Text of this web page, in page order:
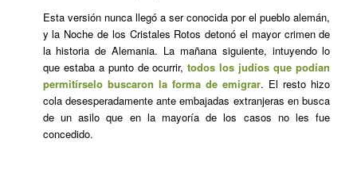
Esta versión nunca llegó a ser conocida por el pueblo alemán,
y la Noche de los Cristales Rotos detonó el mayor crimen de
la historia de Alemania. La mañana siguiente, intuyendo lo
que estaba a punto de ocurrir,todos los judíos que podían
permitírselo buscaron la forma de emigrar. El resto hizo
cola desesperadamente ante embajadas extranjeras en busca
de un asilo que en la mayoría de los casos no les fue
concedido.